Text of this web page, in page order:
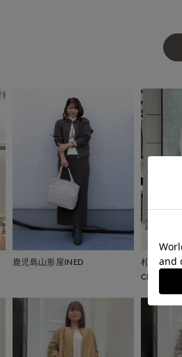
鹿児島山形屋INED
札幌丸井
CLOSET